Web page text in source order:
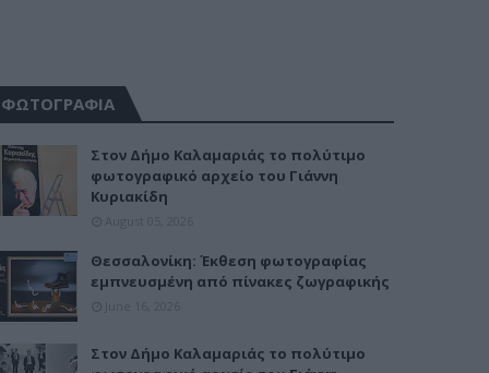
ΦΩΤΟΓΡΑΦΙΑ
Στον Δήμο Καλαμαριάς το πολύτιμο
φωτογραφικό αρχείο του Γιάννη
Κυριακίδη
Θεσσαλονίκη: Έκθεση φωτογραφίας
εμπνευσμένη από πίνακες ζωγραφικής
Στον Δήμο Καλαμαριάς το πολύτιμο